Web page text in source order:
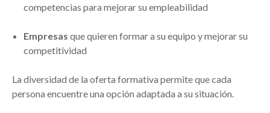
competencias para mejorar su empleabilidad
Empresas que quieren formar a su equipo y mejorar su
competitividad
La diversidad de la oferta formativa permite que cada
persona encuentre una opción adaptada a su situación.